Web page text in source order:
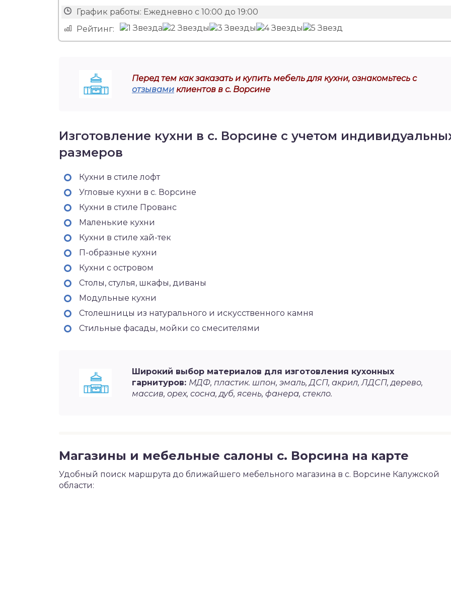
График работы: Ежедневно с 10:00 до 19:00
Рейтинг:
Перед тем как заказать и купить мебель для кухни, ознакомьтесь с
отзывами клиентов в с. Ворсине
Изготовление кухни в с. Ворсине с учетом
размеров
Кухни в стиле лофт
Угловые кухни в с. Ворсине
Кухни в стиле Прованс
Маленькие кухни
Кухни в стиле хай-тек
П-образные кухни
Кухни с островом
Столы, стулья, шкафы, диваны
Модульные кухни
Столешницы из натурального и искусственного камня
Стильные фасады, мойки со смесителями
Широкий выбор материалов для изготовления кухонных
гарнитуров: МДФ, пластик. шпон, эмаль, ДСП, акрил, ЛДСП, дерево,
массив, орех, сосна, дуб, ясень, фанера, стекло.
Магазины и мебельные салоны с. Ворсина на карте
Удобный поиск маршрута до ближайшего мебельного магазина в с. Ворсине Калужской
области: